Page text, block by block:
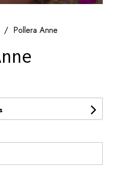
Pollera Anne